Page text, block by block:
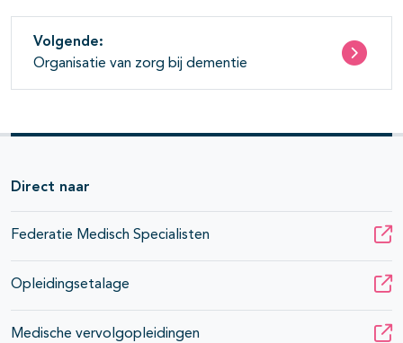
Volgende:
Organisatie van zorg bij dementie
Direct naar
Federatie Medisch Specialisten
Opleidingsetalage
Medische vervolgopleidingen